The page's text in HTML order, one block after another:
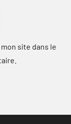
site dans le